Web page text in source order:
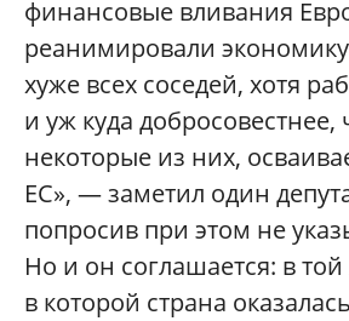
финансовые вливания
реанимировали
хуже всех соседей, хотя
и уж куда добросовестнее,
некоторые из них,
ЕС», — заметил один
попросив при этом не
Но и он соглашается: в
в которой страна